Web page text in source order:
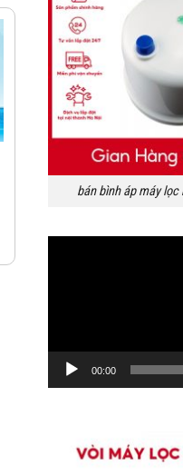
bán bình áp máy
00:00